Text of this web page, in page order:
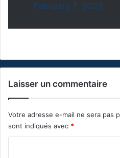
February 7, 2022
Laisser un commentaire
Votre adresse e-mail ne sera pas
sont indiqués avec *